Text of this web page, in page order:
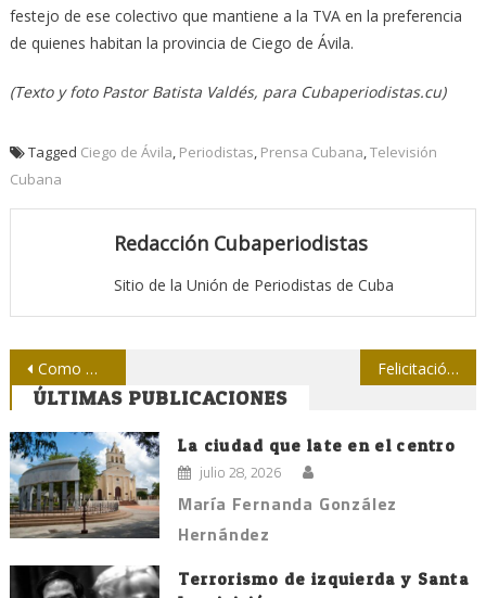
festejo de ese colectivo que mantiene a la TVA en la preferencia
de quienes habitan la provincia de Ciego de Ávila.
(Texto y foto Pastor Batista Valdés, para Cubaperiodistas.cu)
Tagged Ciego de Ávila, Periodistas, Prensa Cubana,Televisión
Cubana
Redacción Cubaperiodistas
Sitio de la Unión de Periodistas de Cuba
Navegación
de
entradas
Como Nunca, de la Radio a la Internet Felicitación de la Upec a las federadas cubanas
ÚLTIMAS PUBLICACIONES
La ciudad que late en el centro
julio 28, 2026
María Fernanda González
Hernández
Terrorismo de izquierda y Santa